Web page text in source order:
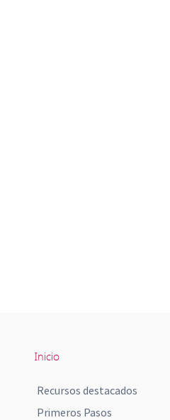
Inicio
Recursos destacados
Primeros Pasos